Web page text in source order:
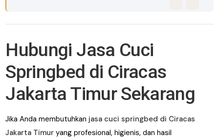
Hubungi Jasa Cuci
Springbed di Ciracas
Jakarta Timur Sekarang
Jika Anda membutuhkan jasa cuci springbed di Ciracas
Jakarta Timur yang profesional, higienis, dan hasil